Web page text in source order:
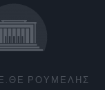
ΡΟΥΜΕΛΗΣ